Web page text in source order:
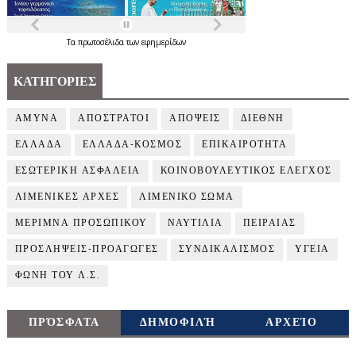
Τα πρωτοσέλιδατων εφημερίδων
ΚΑΤΗΓΟΡΙΕΣ
ΑΜΥΝΑ ΑΠΟΣΤΡΑΤΟΙ ΑΠΟΨΕΙΣ ΔΙΕΘΝΗ
ΕΛΛΑΔΑ ΕΛΛΑΔΑ-ΚΟΣΜΟΣ ΕΠΙΚΑΙΡΟΤΗΤΑ
ΕΣΩΤΕΡΙΚΗ ΑΣΦΑΛΕΙΑ ΚΟΙΝΟΒΟΥΛΕΥΤΙΚΟΣ ΕΛΕΓΧΟΣ
ΛΙΜΕΝΙΚΕΣ ΑΡΧΕΣ ΛΙΜΕΝΙΚΟ ΣΩΜΑ
ΜΕΡΙΜΝΑ ΠΡΟΣΩΠΙΚΟΥ ΝΑΥΤΙΛΙΑ ΠΕΙΡΑΙΑΣ
ΠΡΟΣΛΗΨΕΙΣ-ΠΡΟΑΓΩΓΕΣ ΣΥΝΔΙΚΑΛΙΣΜΟΣ ΥΓΕΙΑ
ΦΩΝΗ ΤΟΥ Λ.Σ.
ΠΡΌΣΦΑΤΑ ΔΗΜΟΦΙΛΉ ΑΡΧΕΊΟ